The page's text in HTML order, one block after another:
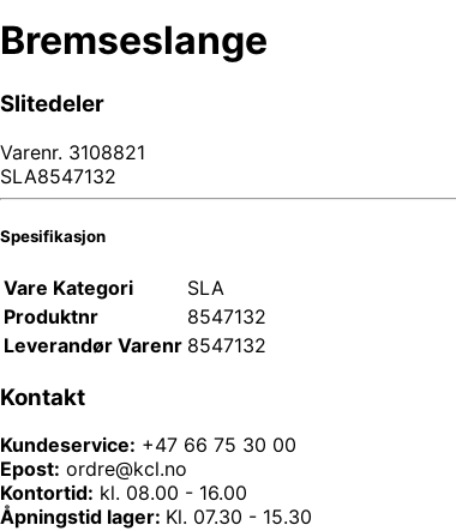
Bremseslange
Slitedeler
Varenr. 3108821
SLA8547132
Spesifikasjon
Vare Kategori
SLA
Produktnr
8547132
Leverandør Varenr 8547132
Kontakt
Kundeservice: +47 66 75 30 00
Epost: ordre@kcl.no
Kontortid: kl. 08.00 - 16.00
Åpningstid lager: Kl. 07.30 - 15.30